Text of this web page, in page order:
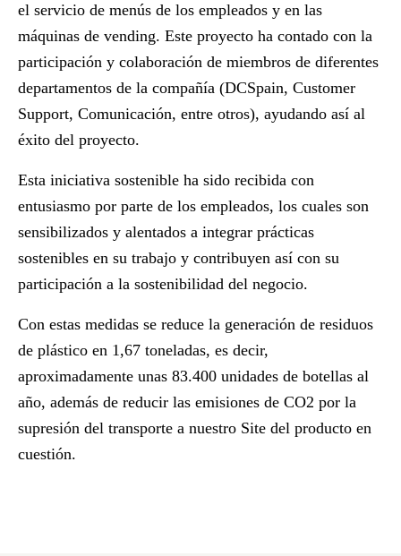
el servicio de menús de los empleados y en las
máquinas de vending. Este proyecto ha contado con la
participación y colaboración de miembros de diferentes
departamentos de la compañía (DCSpain, Customer
Support, Comunicación, entre otros), ayudando así al
éxito del proyecto.
Esta iniciativa sostenible ha sido recibida con
entusiasmo por parte de los empleados, los cuales son
sensibilizados y alentados a integrar prácticas
sostenibles en su trabajo y contribuyen así con su
participación a la sostenibilidad del negocio.
Con estas medidas se reduce la generación de residuos
de plástico en 1,67 toneladas, es decir,
aproximadamente unas 83.400 unidades de botellas al
año, además de reducir las emisiones de CO2 por la
supresión del transporte a nuestro Site del producto en
cuestión.